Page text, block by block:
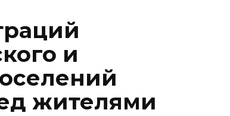
и
жителями